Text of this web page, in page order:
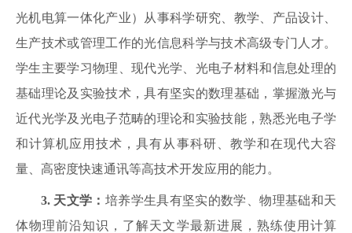
光机电算一体化产业）从事科学研究、教学、产品设计、
生产技术或管理工作的光信息科学与技术高级专门人才。
学生主要学习物理、现代光学、光电子材料和信息处理的
基础理论及实验技术，具有坚实的数理基础，掌握激光与
近代光学及光电子范畴的理论和实验技能，熟悉光电子学
和计算机应用技术，具有从事科研、教学和在现代大容
量、高密度快速通讯等高技术开发应用的能力。
3. 天文学： 培养学生具有坚实的数学、物理基础和天
体物理前沿知识，了解天文学最新进展，熟练使用计算